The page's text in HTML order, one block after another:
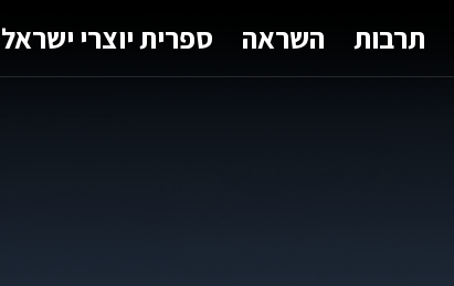
תרבות השראה ספרית יוצרי ישראל